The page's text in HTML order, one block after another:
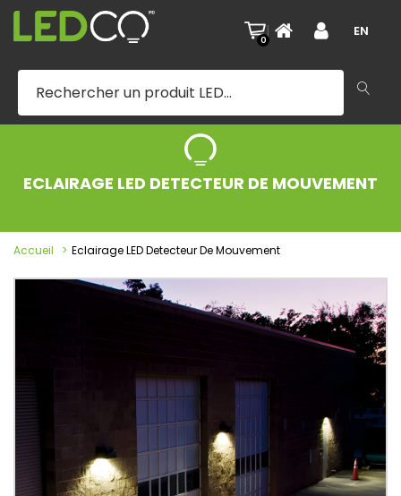
0
| EN
ECLAIRAGE LED DETECTEUR DE MOUVEMENT
Accueil Eclairage LED Detecteur De Mouvement